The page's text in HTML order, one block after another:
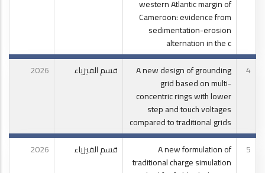
western Atlantic margin of
Cameroon: evidence from
sedimentation-erosion
alternation in the c
4
A new design of grounding
grid based on multi-
concentric rings with lower
step and touch voltages
compared to traditional grids
قسم الفيزياء 2026
5
A new formulation of
traditional charge simulation
قسم الفيزياء 2026